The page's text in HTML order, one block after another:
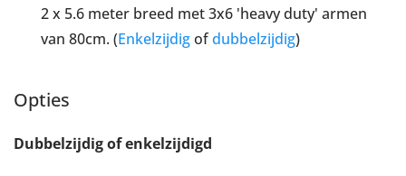
2 x 5.6 meter breed met 3x6 'heavy duty' armen
van 80cm. (Enkelzijdigofdubbelzijdig)
Opties
Dubbelzijdig of enkelzijdigd